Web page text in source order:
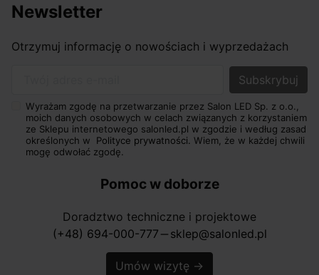
Newsletter
Otrzymuj informację o nowościach i wyprzedażach
Wyrażam zgodę na przetwarzanie przez Salon LED Sp. z o.o.,
moich danych osobowych w celach związanych z korzystaniem
ze Sklepu internetowego salonled.pl w zgodzie i według zasad
określonych w Polityce prywatności. Wiem, że w każdej chwili
mogę odwołać zgodę.
Pomoc w doborze
Doradztwo techniczne i projektowe
(+48) 694-000-777 horizontal_rule sklep@salonled.pl
Umów wizytę →